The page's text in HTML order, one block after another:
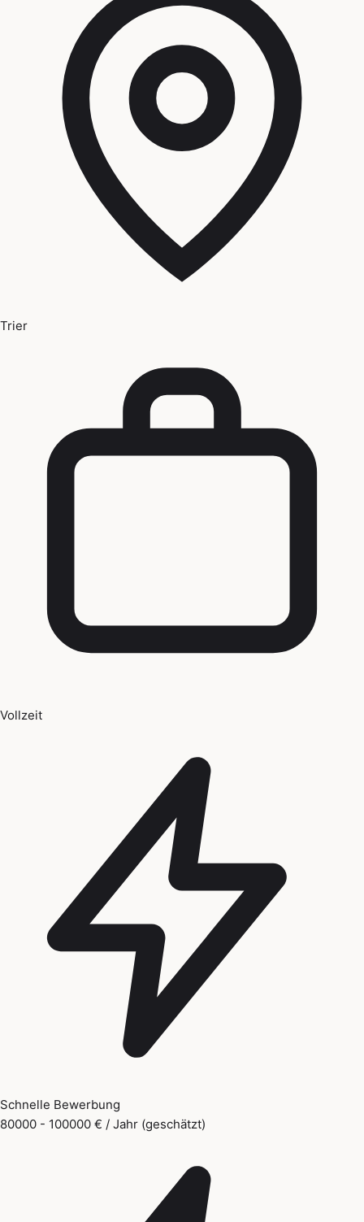
Trier
Vollzeit
Schnelle Bewerbung
80000 - 100000 € / Jahr (geschätzt)